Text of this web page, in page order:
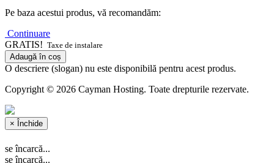
Pe baza acestui produs, vă recomandăm:
Continuare
GRATIS! Taxe de instalare
Adaugă în coș
O descriere (slogan) nu este disponibilă pentru acest produs.
Copyright © 2026 Cayman Hosting. Toate drepturile rezervate.
× Închide
se încarcă...
se încarcă...